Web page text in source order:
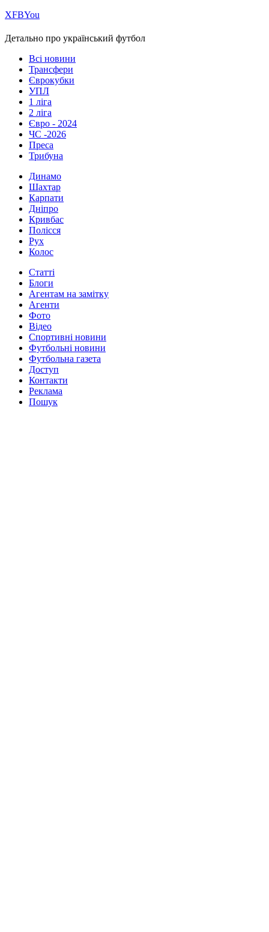
ХFBYou
Детально про український футбол
Всі новини
Трансфери
Єврокубки
УПЛ
1 ліга
2 ліга
Євро - 2024
ЧС -2026
Преса
Трибуна
Динамо
Шахтар
Карпати
Дніпро
Кривбас
Полісся
Рух
Колос
Статті
Блоги
Агентам на замітку
Агенти
Фото
Відео
Спортивні новини
Футбольні новини
Футбольна газета
Доступ
Контакти
Реклама
Пошук